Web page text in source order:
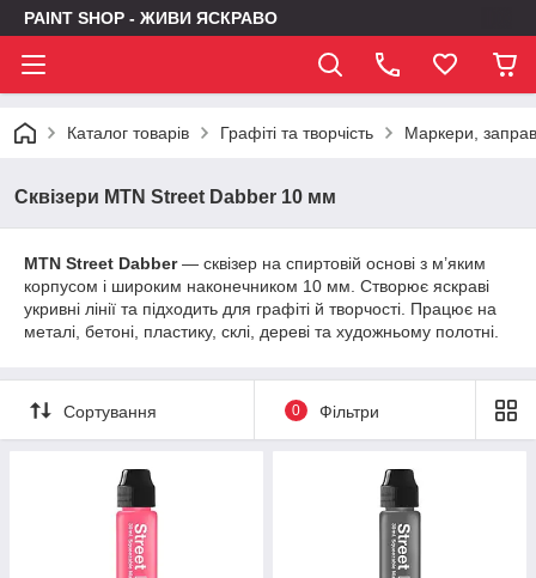
PAINT SHOP - ЖИВИ ЯСКРАВО
Каталог товарів Графіті та творчість Маркери,
Сквізери MTN Street Dabber 10 мм
MTN Street Dabber— сквізер на спиртовій основі з м’яким
корпусом і широким наконечником 10 мм. Створює яскраві
укривні лінії та підходить для графіті й творчості. Працює на
металі, бетоні, пластику, склі, дереві та художньому полотні.
Сортування 0 Фільтри